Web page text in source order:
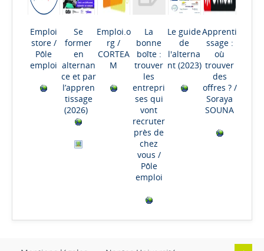
Emploi
store/
Pôle
emploi
Se
former
en
alternan
ce et par
l’appren
tissage
(2026)
Emploi.o
rg /
CORTEA
M
La
bonne
boîte :
trouver
les
entrepri
ses qui
vont
recruter
près de
chez
vous /
Pôle
emploi
Le guide
de
l'alterna
nt(2023)
Apprenti
ssage :
où
trouver
des
offres ?/
Soraya
SOUNA